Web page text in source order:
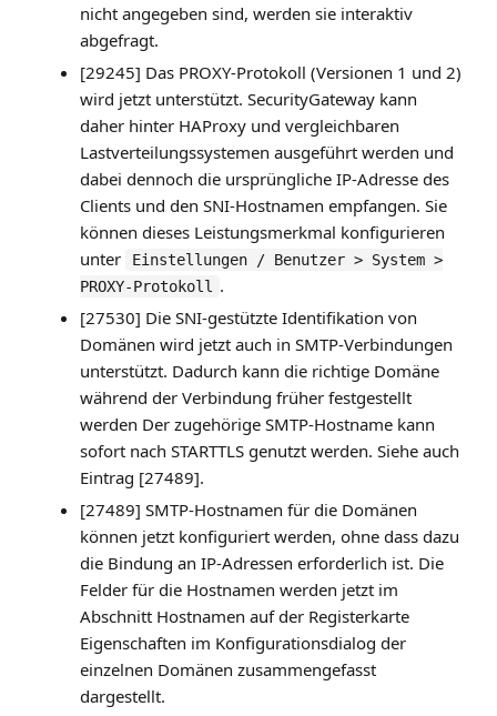
nicht angegeben sind, werden sie interaktiv
abgefragt.
[29245] Das PROXY-Protokoll (Versionen 1 und 2)
wird jetzt unterstützt. SecurityGateway kann
daher hinter HAProxy und vergleichbaren
Lastverteilungssystemen ausgeführt werden und
dabei dennoch die ursprüngliche IP-Adresse des
Clients und den SNI-Hostnamen empfangen. Sie
können dieses Leistungsmerkmal konfigurieren
unter
Einstellungen / Benutzer > System >
PROXY-Protokoll
.
[27530] Die SNI-gestützte Identifikation von
Domänen wird jetzt auch in SMTP-Verbindungen
unterstützt. Dadurch kann die richtige Domäne
während der Verbindung früher festgestellt
werden Der zugehörige SMTP-Hostname kann
sofort nach STARTTLS genutzt werden. Siehe auch
Eintrag [27489].
[27489] SMTP-Hostnamen für die Domänen
können jetzt konfiguriert werden, ohne dass dazu
die Bindung an IP-Adressen erforderlich ist. Die
Felder für die Hostnamen werden jetzt im
Abschnitt Hostnamen auf der Registerkarte
Eigenschaften im Konfigurationsdialog der
einzelnen Domänen zusammengefasst
dargestellt.